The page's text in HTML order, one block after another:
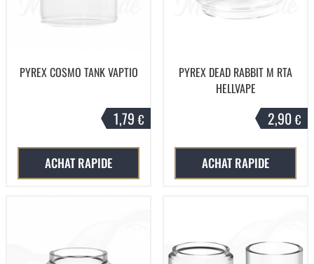
PYREX COSMO TANK VAPTIO
1,79€
ACHAT RAPIDE
PYREX DEAD RABBIT M RTA
HELLVAPE
2,90€
ACHAT RAPIDE